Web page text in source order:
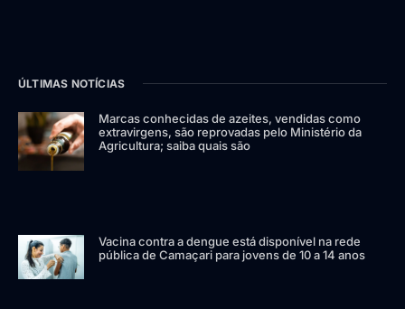
ÚLTIMAS NOTÍCIAS
Marcas conhecidas de azeites, vendidas como
extravirgens, são reprovadas pelo Ministério da
Agricultura; saiba quais são
Vacina contra a dengue está disponível na rede
pública de Camaçari para jovens de 10 a 14 anos